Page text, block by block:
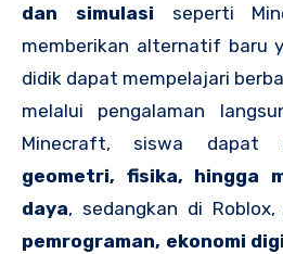
dan simulasi seperti
memberikan alternatif baru
didik dapat mempelajari
melalui pengalaman
Minecraft, siswa dapat
geometri, fisika, hingga
daya, sedangkan di
pemrograman, ekonomi